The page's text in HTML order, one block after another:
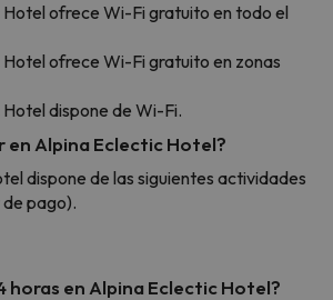
Hotel ofrece Wi-Fi gratuito en todo el
ofrece Wi-Fi gratuito en zonas
dispone de Wi-Fi.
en Alpina Eclectic Hotel?
dispone de las siguientes actividades
pago).
horas en Alpina Eclectic Hotel?